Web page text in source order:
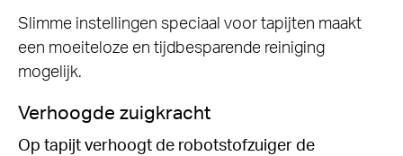
Slimme instellingen speciaal voor tapijten maakt
een moeiteloze en tijdbesparende reiniging
mogelijk.
Verhoogde zuigkracht
Op tapijt verhoogt de robotstofzuiger de